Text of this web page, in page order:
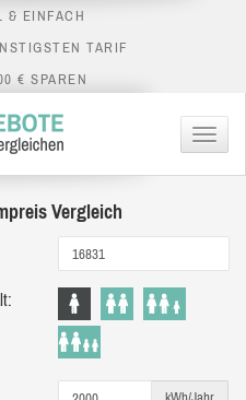
& EINFACH
TARIF
€ SPAREN
Menü
Vergleich